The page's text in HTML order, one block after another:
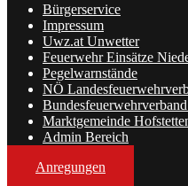
Bürgerservice
Impressum
Uwz.at Unwetter
Feuerwehr Einsätze
Pegelwarnstände
NÖ
Marktgemeinde
Admin Bereich
Anregungen